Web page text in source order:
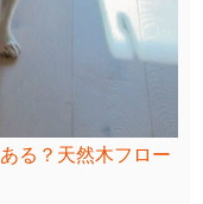
る？天然木フロー